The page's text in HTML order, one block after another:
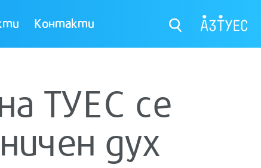
Контакти
ТУЕС се
дух